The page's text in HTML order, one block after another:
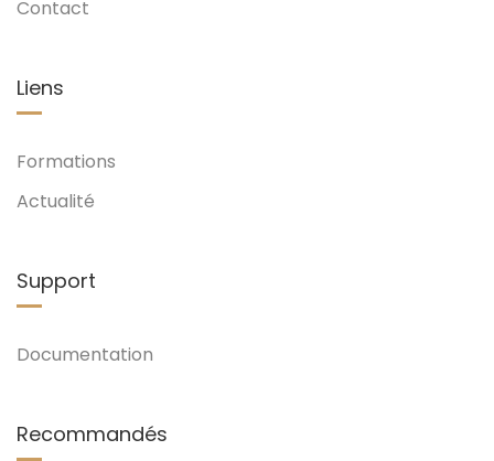
Contact
Liens
Formations
Actualité
Support
Documentation
Recommandés